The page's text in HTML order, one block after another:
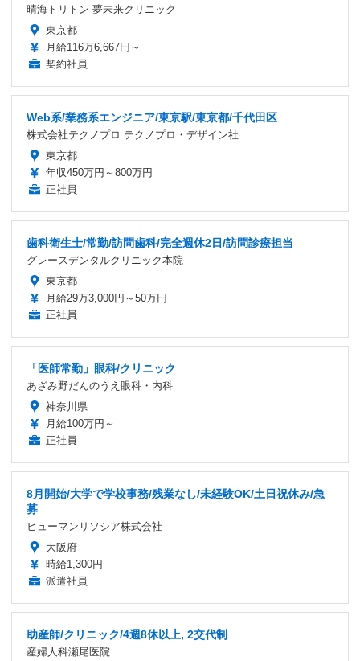
晴海トリトン 夢未来クリニック
東京都
月給116万6,667円～
契約社員
Web系/業務系エンジニア/東京駅/東京都/千代田区
株式会社テクノプロ テクノプロ・デザイン社
東京都
年収450万円～800万円
正社員
歯科衛生士/常勤/訪問歯科/完全週休2日/訪問診療担当
グレースデンタルクリニック本院
東京都
月給29万3,000円～50万円
正社員
「医師常勤」眼科/クリニック
あざみ野だんのうえ眼科・内科
神奈川県
月給100万円～
正社員
8月開始/大学で学校事務/残業なし/未経験OK/土日祝休み/急
募
ヒューマンリソシア株式会社
大阪府
時給1,300円
派遣社員
助産師/クリニック/4週8休以上, 2交代制
産婦人科瀬尾医院